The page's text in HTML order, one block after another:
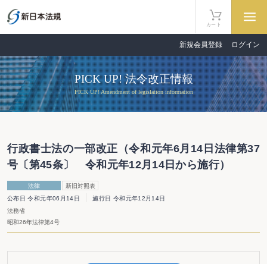
カート
新規会員登録 ログイン
PICK UP! 法令改正情報
PICK UP! Amendment of legislation information
行政書士法の一部改正（令和元年6月14日法律第37
号〔第45条〕 令和元年12月14日から施行）
法律
新旧対照表
公布日 令和元年06月14日
施行日 令和元年12月14日
法務省
昭和26年法律第4号